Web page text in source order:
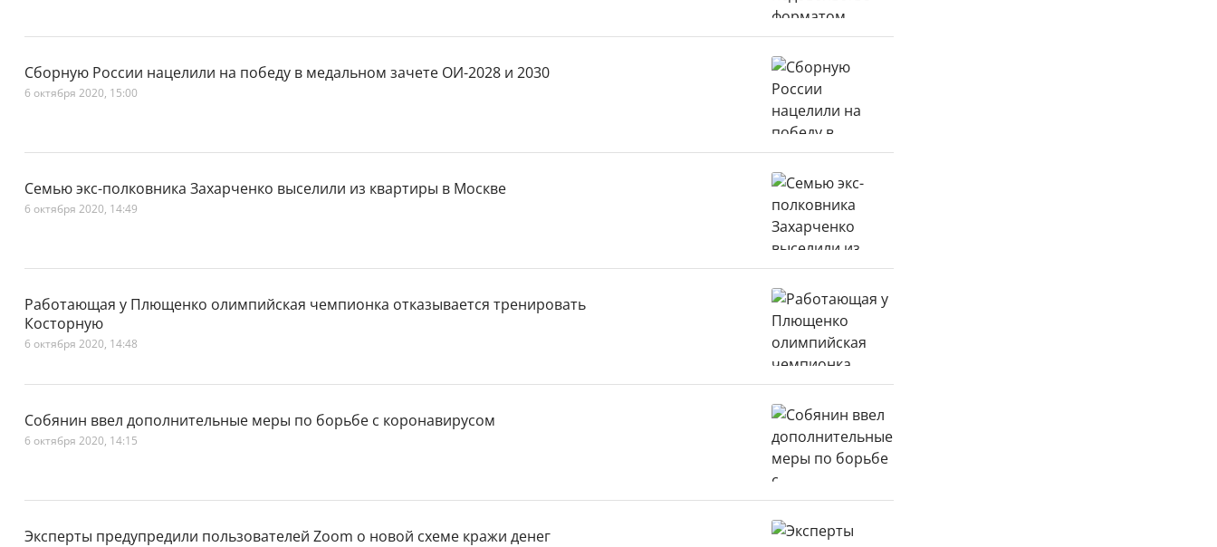
Сборную России нацелили на победу в медальном зачете ОИ-2028 и 2030
6 октября 2020, 15:00
Семью экс-полковника Захарченко выселили из квартиры в Москве
6 октября 2020, 14:49
Работающая у Плющенко олимпийская чемпионка отказывается тренировать
Косторную
6 октября 2020, 14:48
Собянин ввел дополнительные меры по борьбе с коронавирусом
6 октября 2020, 14:15
Эксперты предупредили пользователей Zoom о новой схеме кражи денег